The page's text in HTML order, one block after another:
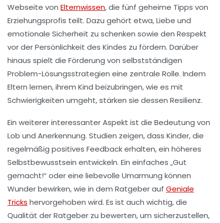
Webseite von Elternwissen, die fünf geheime Tipps von
Erziehungsprofis teilt. Dazu gehört etwa, Liebe und
emotionale Sicherheit zu schenken sowie den Respekt
vor der Persönlichkeit des Kindes zu fördern. Darüber
hinaus spielt die Förderung von selbstständigen
Problem-Lösungsstrategien eine zentrale Rolle. Indem
Eltern lernen, ihrem Kind beizubringen, wie es mit
Schwierigkeiten umgeht, stärken sie dessen Resilienz.
Ein weiterer interessanter Aspekt ist die Bedeutung von
Lob und Anerkennung. Studien zeigen, dass Kinder, die
regelmäßig positives Feedback erhalten, ein höheres
Selbstbewusstsein entwickeln. Ein einfaches „Gut
gemacht!“ oder eine liebevolle Umarmung können
Wunder bewirken, wie in dem Ratgeber auf Geniale
Tricks hervorgehoben wird. Es ist auch wichtig, die
Qualität der Ratgeber zu bewerten, um sicherzustellen,